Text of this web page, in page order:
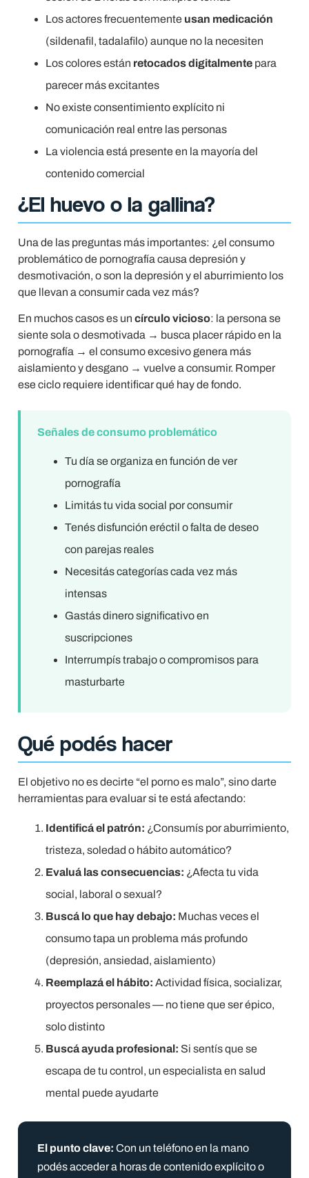
Los actores frecuentemente usan medicación
(sildenafil, tadalafilo) aunque no la necesiten
Los colores están retocados digitalmente para
parecer más excitantes
No existe consentimiento explícito ni
comunicación real entre las personas
La violencia está presente en la mayoría del
contenido comercial
¿El huevo o la gallina?
Una de las preguntas más importantes: ¿el consumo
problemático de pornografía causa depresión y
desmotivación, o son la depresión y el aburrimiento los
que llevan a consumir cada vez más?
En muchos casos es un círculo vicioso: la persona se
siente sola o desmotivada → busca placer rápido en la
pornografía → el consumo excesivo genera más
aislamiento y desgano → vuelve a consumir. Romper
ese ciclo requiere identificar qué hay de fondo.
Señales de consumo problemático
Tu día se organiza en función de ver
pornografía
Limitás tu vida social por consumir
Tenés disfunción eréctil o falta de deseo
con parejas reales
Necesitás categorías cada vez más
intensas
Gastás dinero significativo en
suscripciones
Interrumpís trabajo o compromisos para
masturbarte
Qué podés hacer
El objetivo no es decirte “el porno es malo”, sino darte
herramientas para evaluar si te está afectando:
Identificá el patrón: ¿Consumís por aburrimiento,
tristeza, soledad o hábito automático?
Evaluá las consecuencias: ¿Afecta tu vida
social, laboral o sexual?
Buscá lo que hay debajo: Muchas veces el
consumo tapa un problema más profundo
(depresión, ansiedad, aislamiento)
Reemplazá el hábito: Actividad física, socializar,
proyectos personales — no tiene que ser épico,
solo distinto
Buscá ayuda profesional: Si sentís que se
escapa de tu control, un especialista en salud
mental puede ayudarte
El punto clave: Con un teléfono en la mano
podés acceder a horas de contenido explícito o